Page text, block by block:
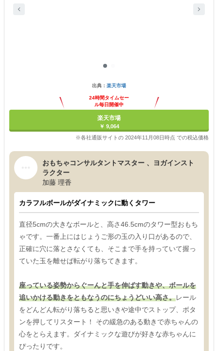
出典： 楽天市場
24時間タイムセー
ル毎日開催中
楽天市場
￥ 9,064
※各社通販サイトの 2024年11月08日時点 での税込価格
おもちゃコンサルタントマスター 、ヨガインスト
ラクター
加藤 理香
カラフルボールがダイナミックに動くタワー
直径5cmの大きなボールと、高さ46.5cmのタワー型おもち
ゃです。一番上にはじょうご形の玉の入り口があるので、
正確に穴に落とさなくても、そこまで手を持っていて握っ
ていた玉を離せば転がり落ちてきます。
座っている姿勢からぐーんと手を伸ばす動きや、ボールを
追いかける動きをともなうのにちょうどいい高さ。レール
をどんどん転がり落ちると思いきや途中でストップ、ボタ
ンを押してリスタート！ その緩急のある動きで赤ちゃんの
心をとらえます。ダイナミックな遊びが好きな赤ちゃんに
ぴったりです。